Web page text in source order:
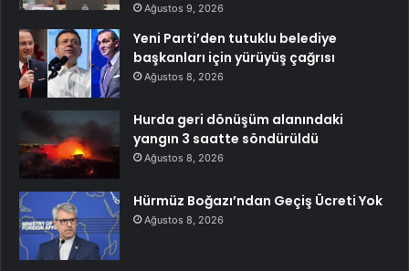
Ağustos 9, 2026
Yeni Parti’den tutuklu belediye
başkanları için yürüyüş çağrısı
Ağustos 8, 2026
Hurda geri dönüşüm alanındaki
yangın 3 saatte söndürüldü
Ağustos 8, 2026
Hürmüz Boğazı’ndan Geçiş Ücreti Yok
Ağustos 8, 2026